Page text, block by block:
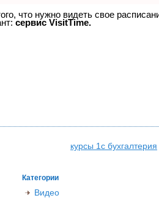
что нужно видеть свое
сервис VisitTime.
курсы 1с бухгалтерия
Категории
Видео